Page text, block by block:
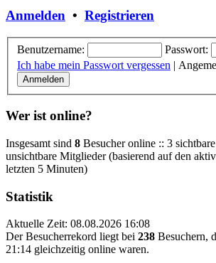
Anmelden • Registrieren
Benutzername:
Passwort:
Ich habe mein Passwort vergessen |
Wer ist online?
Insgesamt sind 8 Besucher online :: 3
unsichtbare Mitglieder (basierend auf den
letzten 5 Minuten)
Statistik
Aktuelle Zeit: 08.08.2026 16:08
Der Besucherrekord liegt bei 238 Besuchern,
21:14 gleichzeitig online waren.